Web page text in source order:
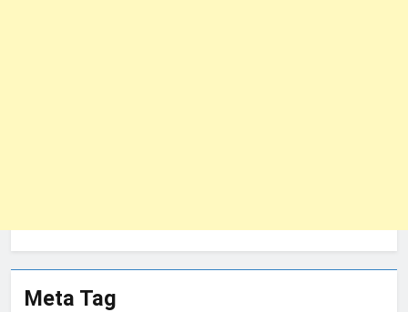
Meta Tag